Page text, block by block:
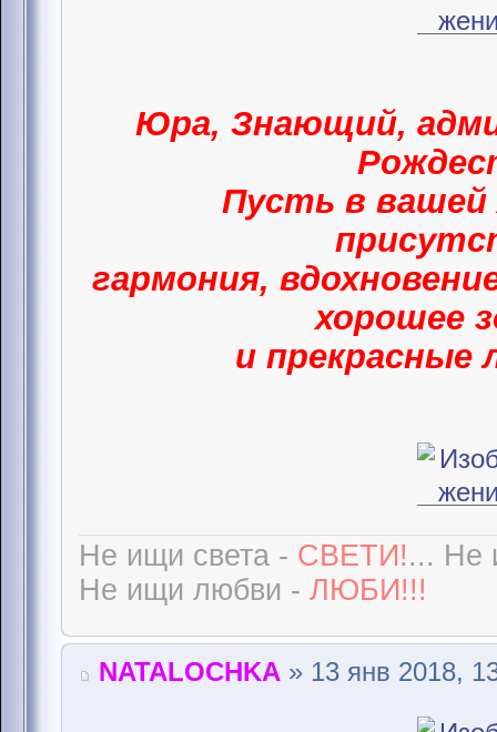
Юра, Знающий,
Пусть в вашей
гармония,
хорошее
и прекрасные
Не ищи света - СВЕТИ!... Не
Не ищи любви - ЛЮБИ!!!
NATALOCHKA » 13 янв 2018,